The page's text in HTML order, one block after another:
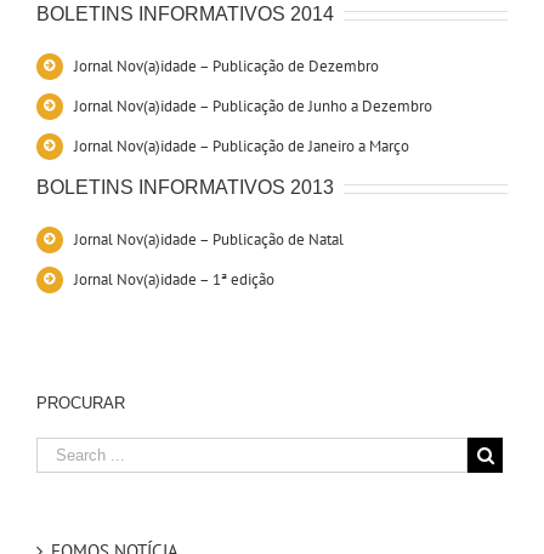
BOLETINS INFORMATIVOS 2014
Jornal Nov(a)idade – Publicação de Dezembro
Jornal Nov(a)idade – Publicação de Junho a Dezembro
Jornal Nov(a)idade – Publicação de Janeiro a Março
BOLETINS INFORMATIVOS 2013
Jornal Nov(a)idade – Publicação de Natal
Jornal Nov(a)idade – 1ª edição
PROCURAR